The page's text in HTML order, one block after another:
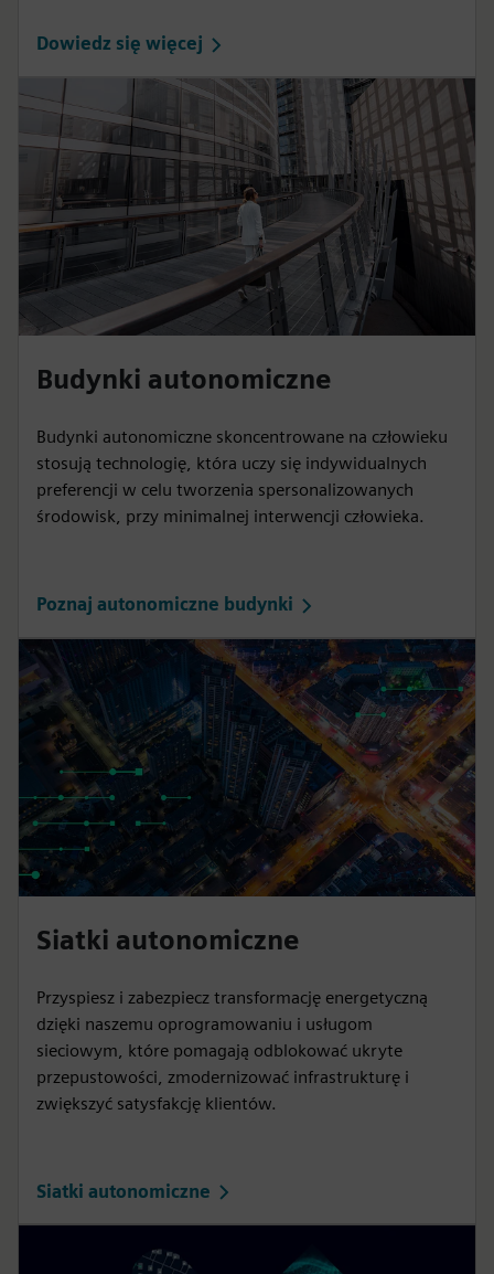
Dowiedz się więcej
Budynki autonomiczne
Budynki autonomiczne skoncentrowane na człowieku
stosują technologię, która uczy się indywidualnych
preferencji w celu tworzenia spersonalizowanych
środowisk, przy minimalnej interwencji człowieka.
Poznaj autonomiczne budynki
Siatki autonomiczne
Przyspiesz i zabezpiecz transformację energetyczną
dzięki naszemu oprogramowaniu i usługom
sieciowym, które pomagają odblokować ukryte
przepustowości, zmodernizować infrastrukturę i
zwiększyć satysfakcję klientów.
Siatki autonomiczne